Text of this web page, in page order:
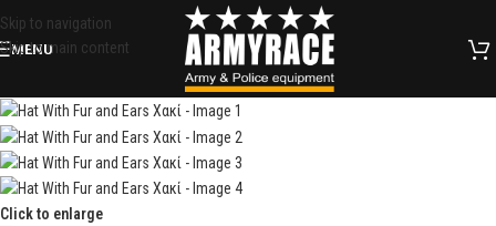
Skip to navigation
Skip to main content
MENU
Click to enlarge